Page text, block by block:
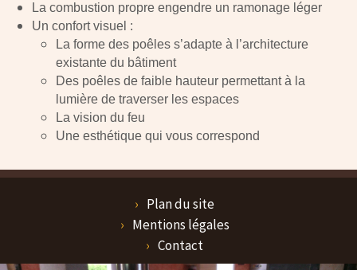
La combustion propre engendre un ramonage léger
Un confort visuel :
La forme des poêles s’adapte à l’architecture
existante du bâtiment
Des poêles de faible hauteur permettant à la
lumière de traverser les espaces
La vision du feu
Une esthétique qui vous correspond
Plan du site
Mentions légales
Contact